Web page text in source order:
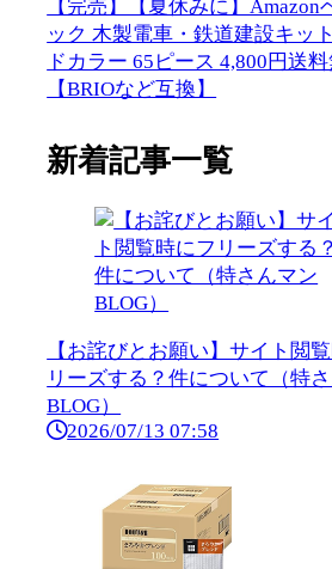
【完売】【夏休みに】Amazon
ック 木製電車・鉄道建設キッ
ドカラー 65ピース 4,800円送料
【BRIOなど互換】
新着記事一覧
【お詫びとお願い】サイト閲
リーズする？件について（特
BLOG）
2026/07/13 07:58